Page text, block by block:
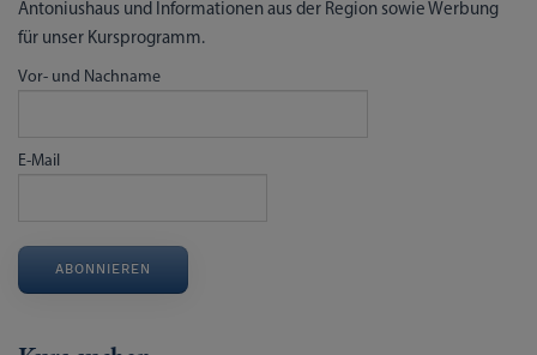
Antoniushaus und Informationen aus der Region sowie Werbung
für unser Kursprogramm.
Vor- und Nachname
E-Mail
ABONNIEREN